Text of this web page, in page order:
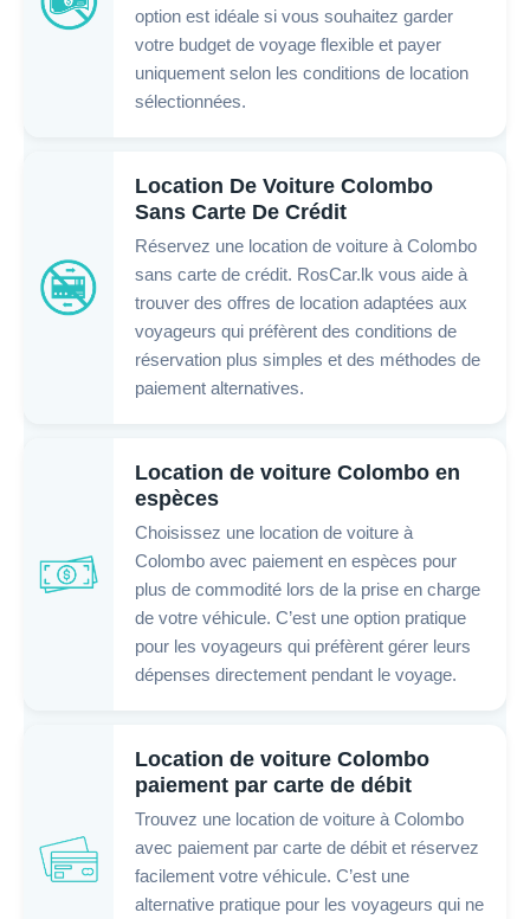
option est idéale si vous souhaitez garder
votre budget de voyage flexible et payer
uniquement selon les conditions de location
sélectionnées.
Location De Voiture Colombo
Sans Carte De Crédit
Réservez une location de voiture à Colombo
sans carte de crédit. RosCar.lk vous aide à
trouver des offres de location adaptées aux
voyageurs qui préfèrent des conditions de
réservation plus simples et des méthodes de
paiement alternatives.
Location de voiture Colombo en
espèces
Choisissez une location de voiture à
Colombo avec paiement en espèces pour
plus de commodité lors de la prise en charge
de votre véhicule. C’est une option pratique
pour les voyageurs qui préfèrent gérer leurs
dépenses directement pendant le voyage.
Location de voiture Colombo
paiement par carte de débit
Trouvez une location de voiture à Colombo
avec paiement par carte de débit et réservez
facilement votre véhicule. C’est une
alternative pratique pour les voyageurs qui ne